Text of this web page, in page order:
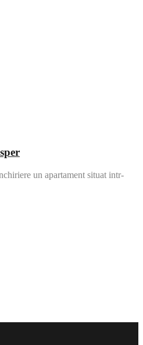
un apartament situat intr-